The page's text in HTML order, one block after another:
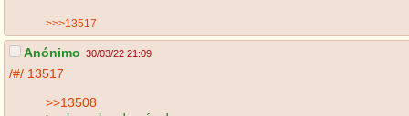
>>>13517
Anónimo 30/03/22 21:09
/#/ 13517
>>13508